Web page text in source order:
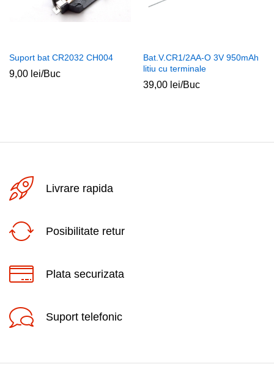
Suport bat CR2032 CH004
9,00 lei/Buc
Bat.V.CR1/2AA-O 3V 950mAh
litiu cu terminale
39,00 lei/Buc
Livrare rapida
Posibilitate retur
Plata securizata
Suport telefonic